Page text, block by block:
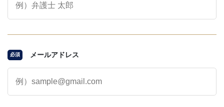
必須 メールアドレス